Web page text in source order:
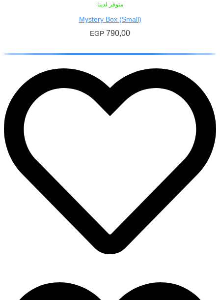
متوفر لدينا
Mystery Box (Small)
790,00
EGP